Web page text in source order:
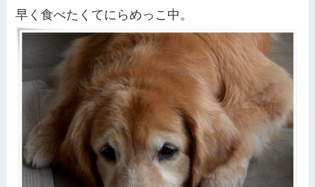
早く食べたくてにらめっこ中。